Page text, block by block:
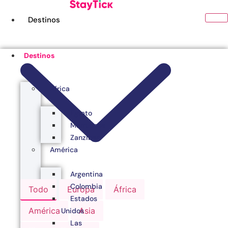
Destinos
Todo Europa África
América Asia
Destinos
África
Egipto
Marruecos
Zanzibar
América
Argentina
Colombia
Estados
Unidos
Las